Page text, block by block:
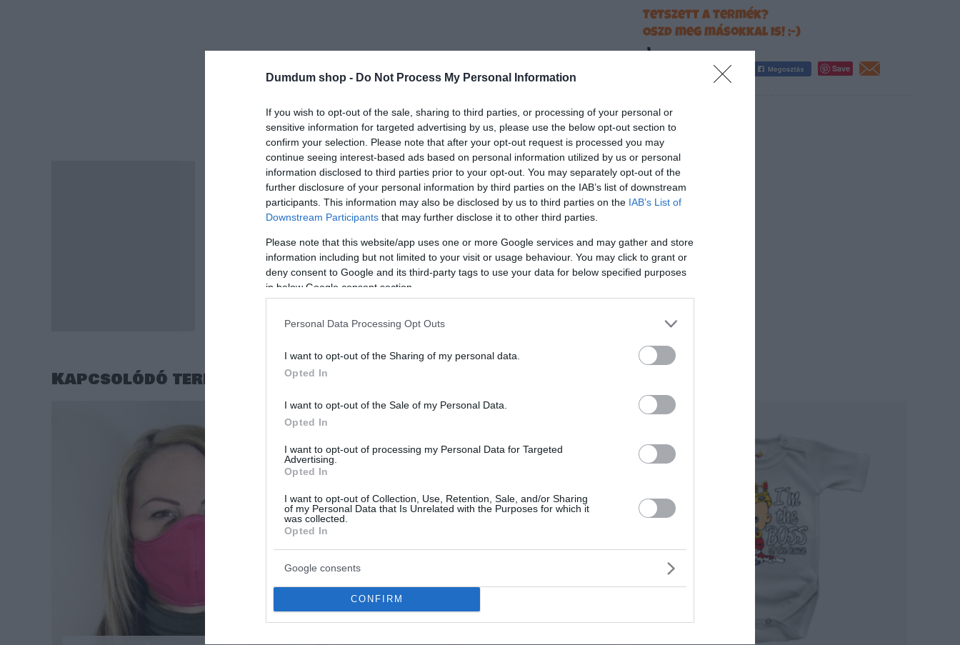
Dumdum shop - Do Not Process My Personal Information
If you wish to opt-out of the sale, sharing to third parties, or processing of your personal or
sensitive information for targeted advertising by us, please use the below opt-out section to
confirm your selection. Please note that after your opt-out request is processed you may
continue seeing interest-based ads based on personal information utilized by us or personal
information disclosed to third parties prior to your opt-out. You may separately opt-out of the
further disclosure of your personal information by third parties on the IAB’s list of downstream
participants. This information may also be disclosed by us to third parties on the IAB’s List of
Downstream Participants that may further disclose it to other third parties.
Please note that this website/app uses one or more Google services and may gather and store
information including but not limited to your visit or usage behaviour. You may click to grant or
deny consent to Google and its third-party tags to use your data for below specified purposes
in below Google consent section.
Personal Data Processing Opt Outs
I want to opt-out of the Sharing of my personal data.
Opted In
I want to opt-out of the Sale of my Personal Data.
Opted In
I want to opt-out of processing my Personal Data for Targeted
Advertising.
Opted In
I want to opt-out of Collection, Use, Retention, Sale, and/or Sharing
of my Personal Data that Is Unrelated with the Purposes for which it
was collected.
Opted In
Google consents
CONFIRM
Tetszett a termék?
Oszd meg másokkal is! ;-)
Save
Egészségügyi okok miatt a szájmaszkot nem cseréljük.
Használat előtt mossa ki,izolálja.
2 rétegű maszk.
60 fokon mosható
Maszk anyaga:
– 1 réteg nyomtatott poliészter anyag
– 1 nagy szilárdságú polipropilén vlies (spinnylies) szűrő anyag
Kapcsolódó termékek